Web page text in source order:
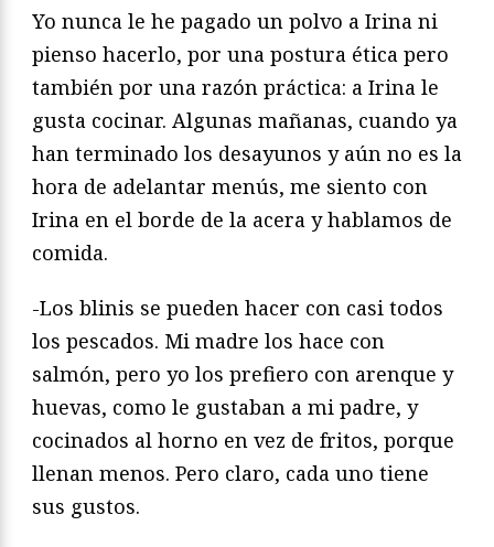
Yo nunca le he pagado un polvo a Irina ni
pienso hacerlo, por una postura ética pero
también por una razón práctica: a Irina le
gusta cocinar. Algunas mañanas, cuando ya
han terminado los desayunos y aún no es la
hora de adelantar menús, me siento con
Irina en el borde de la acera y hablamos de
comida.
-Los blinis se pueden hacer con casi todos
los pescados. Mi madre los hace con
salmón, pero yo los prefiero con arenque y
huevas, como le gustaban a mi padre, y
cocinados al horno en vez de fritos, porque
llenan menos. Pero claro, cada uno tiene
sus gustos.